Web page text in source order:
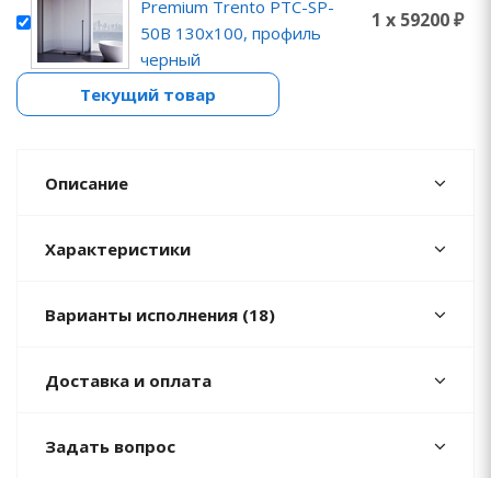
Premium Trento PTC-SP-
50B 130x100, профиль
черный
1 x 59200 ₽
Текущий товар
Описание
Характеристики
Варианты исполнения (18)
Доставка и оплата
Задать вопрос